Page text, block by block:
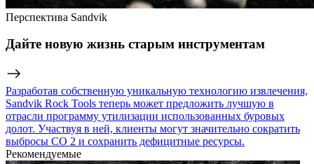
Перспектива Sandvik
Дайте новую жизнь старым инструментам
Разработав собственную уникальную технологию извлечения,
Sandvik Rock Tools теперь может предложить лучшую в
отрасли программу утилизации использованных буровых
долот. Участвуя в ней, клиенты могут значительно сократить
выбросы CO 2 и сохранить дефицитные ресурсы.
Рекомендуемые